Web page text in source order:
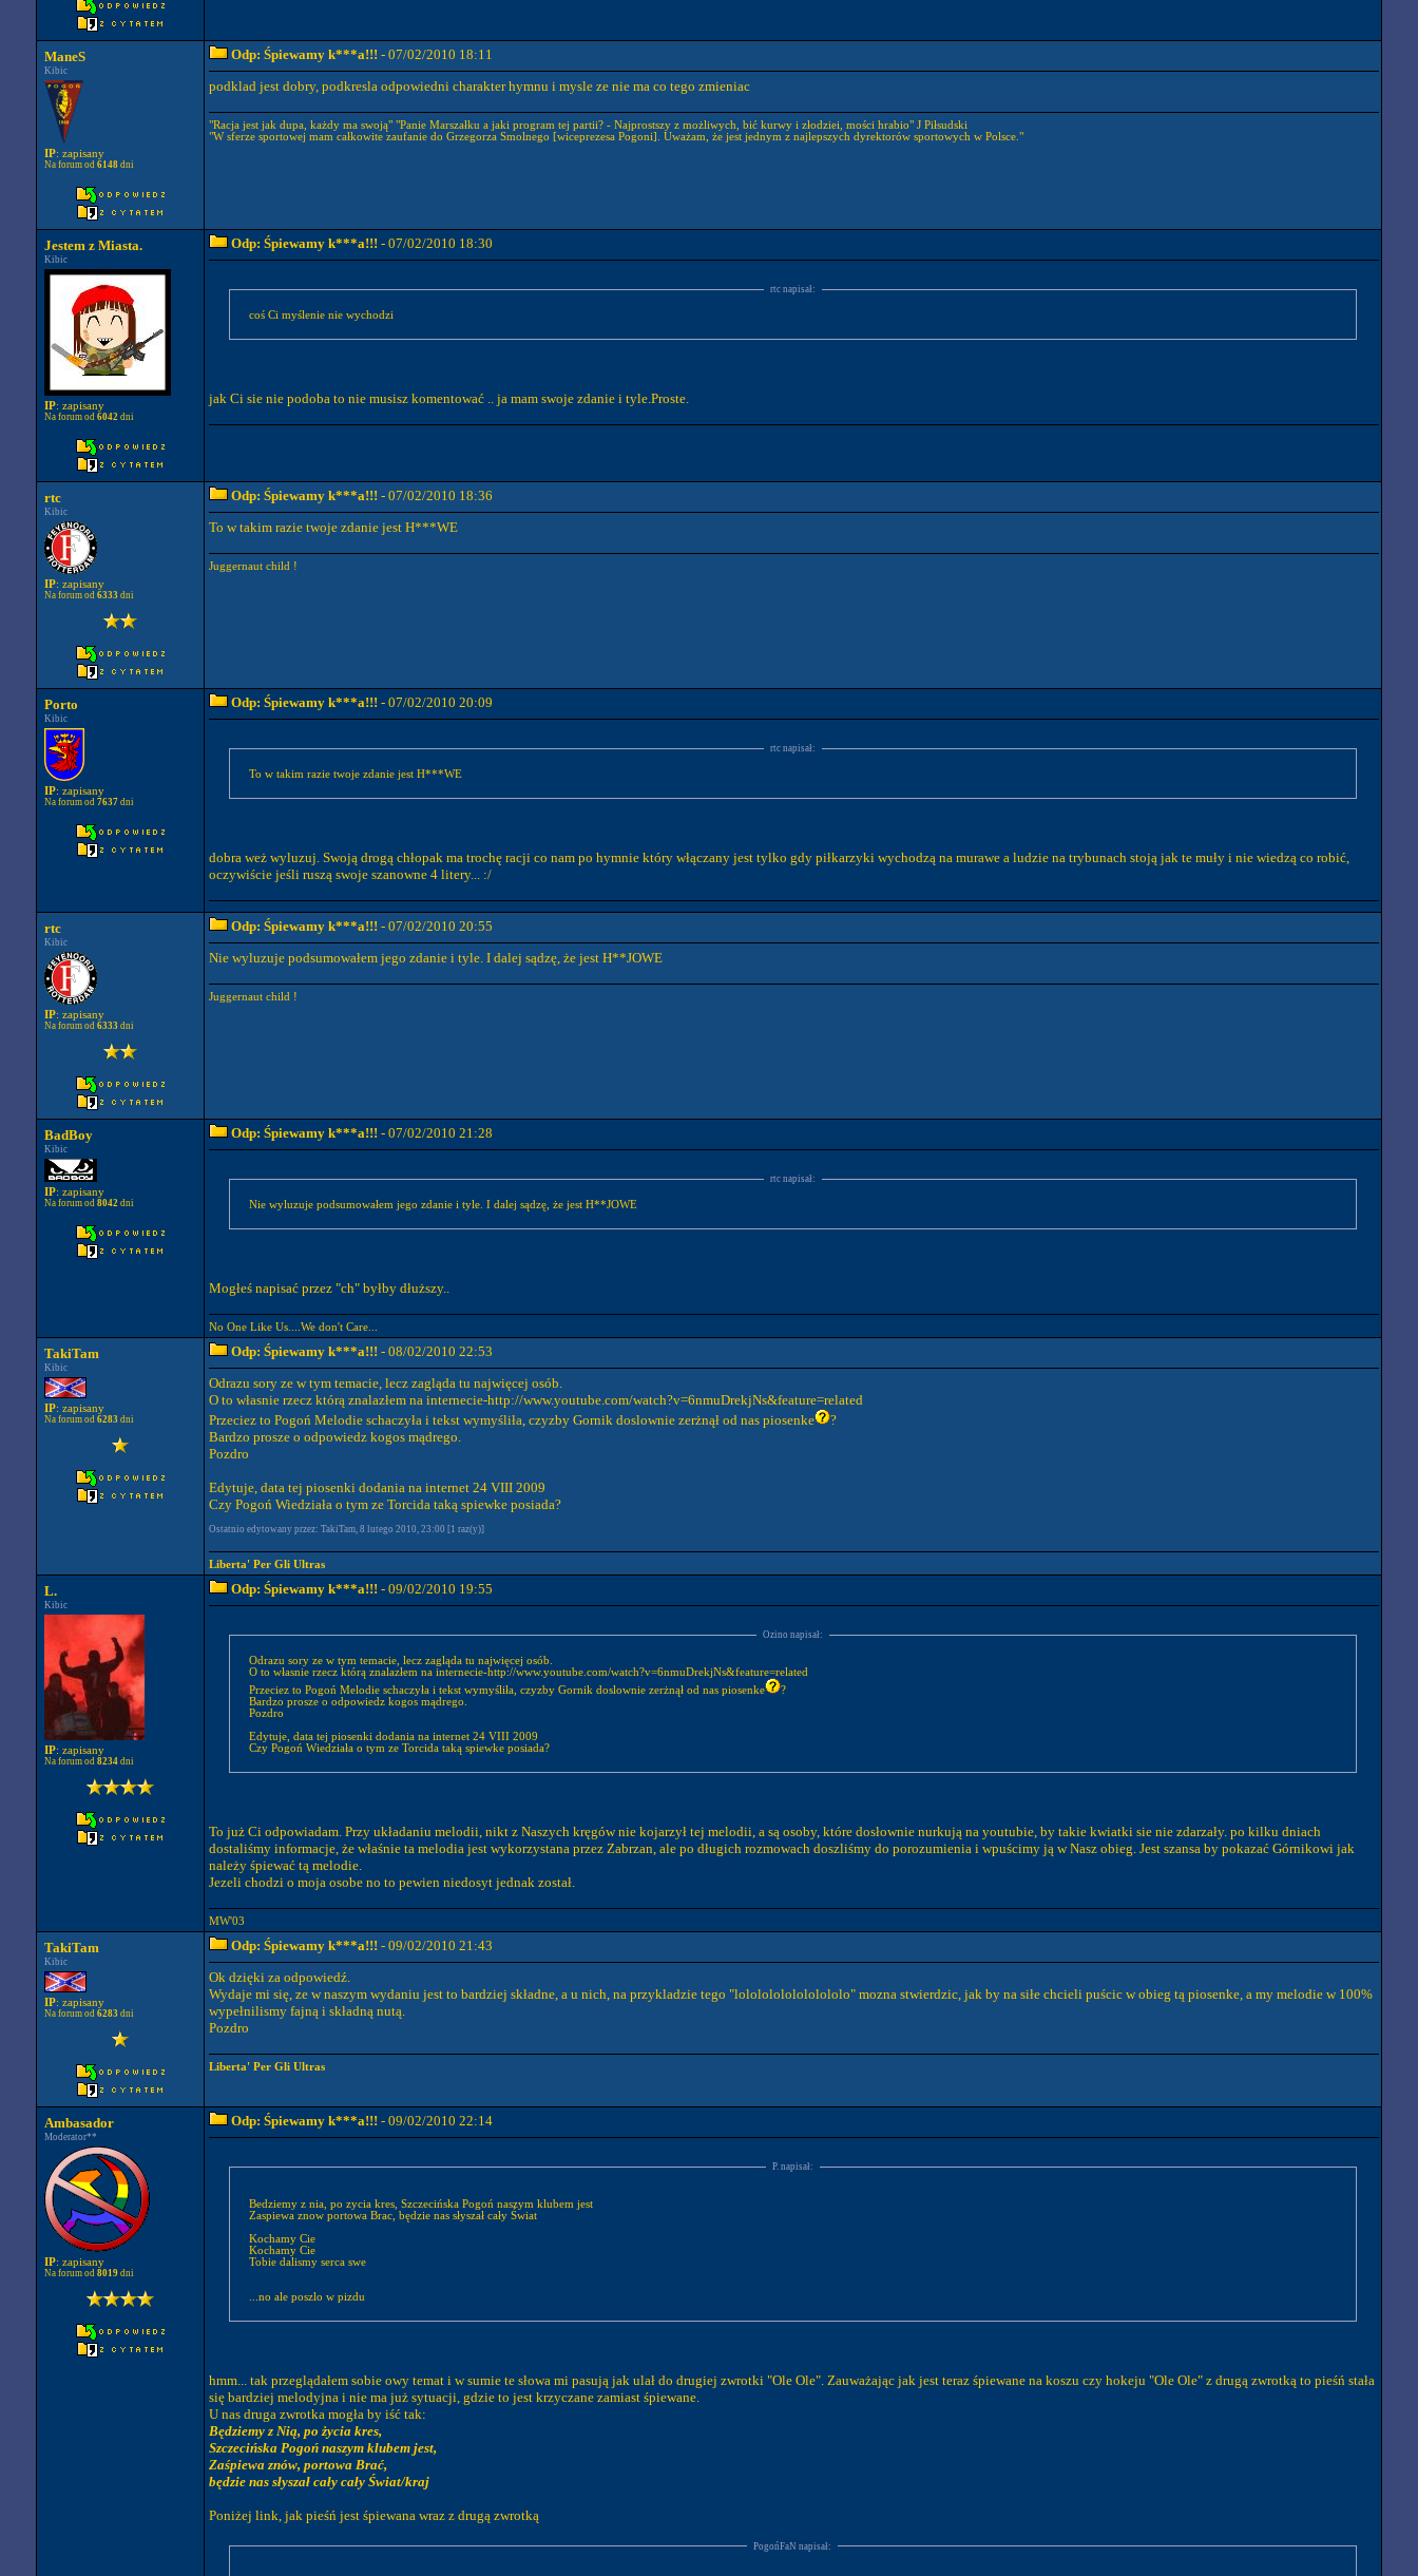
ManeS
Kibic
IP: zapisany
Na forum od 6148 dni
Odp: Śpiewamy k***a!!! - 07/02/2010 18:11
podklad jest dobry, podkresla odpowiedni charakter hymnu i mysle ze nie ma co tego zmieniac
"Racja jest jak dupa, każdy ma swoją" "Panie Marszałku a jaki program tej partii? - Najprostszy z możliwych, bić kurwy i złodziei, mości hrabio" J Piłsudski
"W sferze sportowej mam całkowite zaufanie do Grzegorza Smolnego [wiceprezesa Pogoni]. Uważam, że jest jednym z najlepszych dyrektorów sportowych w Polsce."
Jestem z Miasta.
Kibic
IP: zapisany
Na forum od 6042 dni
Odp: Śpiewamy k***a!!! - 07/02/2010 18:30
rtc napisał:
coś Ci myślenie nie wychodzi
jak Ci sie nie podoba to nie musisz komentować .. ja mam swoje zdanie i tyle.Proste.
rtc
Kibic
IP: zapisany
Na forum od 6333 dni
Odp: Śpiewamy k***a!!! - 07/02/2010 18:36
To w takim razie twoje zdanie jest H***WE
Juggernaut child !
Porto
Kibic
IP: zapisany
Na forum od 7637 dni
Odp: Śpiewamy k***a!!! - 07/02/2010 20:09
rtc napisał:
To w takim razie twoje zdanie jest H***WE
dobra weż wyluzuj. Swoją drogą chłopak ma trochę racji co nam po hymnie który włączany jest tylko gdy piłkarzyki wychodzą na murawe a ludzie na trybunach stoją jak te muły i nie wiedzą co robić,
oczywiście jeśli ruszą swoje szanowne 4 litery... :/
rtc
Kibic
IP: zapisany
Na forum od 6333 dni
Odp: Śpiewamy k***a!!! - 07/02/2010 20:55
Nie wyluzuje podsumowałem jego zdanie i tyle. I dalej sądzę, że jest H**JOWE
Juggernaut child !
BadBoy
Kibic
IP: zapisany
Na forum od 8042 dni
Odp: Śpiewamy k***a!!! - 07/02/2010 21:28
rtc napisał:
Nie wyluzuje podsumowałem jego zdanie i tyle. I dalej sądzę, że jest H**JOWE
Mogłeś napisać przez "ch" byłby dłuższy..
No One Like Us....We don't Care...
TakiTam
Kibic
IP: zapisany
Na forum od 6283 dni
Odp: Śpiewamy k***a!!! - 08/02/2010 22:53
Odrazu sory ze w tym temacie, lecz zagląda tu najwięcej osób.
O to własnie rzecz którą znalazłem na internecie-http://www.youtube.com/watch?v=6nmuDrekjNs&feature=related
Przeciez to Pogoń Melodie schaczyła i tekst wymyśliła, czyzby Gornik doslownie zerżnął od nas piosenke
?
Bardzo prosze o odpowiedz kogos mądrego.
Pozdro
Edytuje, data tej piosenki dodania na internet 24 VIII 2009
Czy Pogoń Wiedziała o tym ze Torcida taką spiewke posiada?
Ostatnio edytowany przez: TakiTam, 8 lutego 2010, 23:00 [1 raz(y)]
Liberta' Per Gli Ultras
L.
Kibic
IP: zapisany
Na forum od 8234 dni
Odp: Śpiewamy k***a!!! - 09/02/2010 19:55
Ozino napisał:
Odrazu sory ze w tym temacie, lecz zagląda tu najwięcej osób.
O to własnie rzecz którą znalazłem na internecie-http://www.youtube.com/watch?v=6nmuDrekjNs&feature=related
Przeciez to Pogoń Melodie schaczyła i tekst wymyśliła, czyzby Gornik doslownie zerżnął od nas piosenke
?
Bardzo prosze o odpowiedz kogos mądrego.
Pozdro
Edytuje, data tej piosenki dodania na internet 24 VIII 2009
Czy Pogoń Wiedziała o tym ze Torcida taką spiewke posiada?
To już Ci odpowiadam. Przy układaniu melodii, nikt z Naszych kręgów nie kojarzył tej melodii, a są osoby, które dosłownie nurkują na youtubie, by takie kwiatki sie nie zdarzały. po kilku dniach
dostaliśmy informacje, że właśnie ta melodia jest wykorzystana przez Zabrzan, ale po długich rozmowach doszliśmy do porozumienia i wpuścimy ją w Nasz obieg. Jest szansa by pokazać Górnikowi jak
należy śpiewać tą melodie.
Jezeli chodzi o moja osobe no to pewien niedosyt jednak został.
MW'03
TakiTam
Kibic
IP: zapisany
Na forum od 6283 dni
Odp: Śpiewamy k***a!!! - 09/02/2010 21:43
Ok dzięki za odpowiedź.
Wydaje mi się, ze w naszym wydaniu jest to bardziej składne, a u nich, na przykladzie tego "lolololololololololo" mozna stwierdzic, jak by na siłe chcieli puścic w obieg tą piosenke, a my melodie w 100%
wypełnilismy fajną i składną nutą.
Pozdro
Liberta' Per Gli Ultras
Ambasador
Moderator**
IP: zapisany
Na forum od 8019 dni
Odp: Śpiewamy k***a!!! - 09/02/2010 22:14
P. napisał:
Bedziemy z nia, po zycia kres, Szczecińska Pogoń naszym klubem jest
Zaspiewa znow portowa Brac, będzie nas słyszał cały Świat
Kochamy Cie
Kochamy Cie
Tobie dalismy serca swe
...no ale poszlo w pizdu
hmm... tak przeglądałem sobie owy temat i w sumie te słowa mi pasują jak ulał do drugiej zwrotki "Ole Ole". Zauważając jak jest teraz śpiewane na koszu czy hokeju "Ole Ole" z drugą zwrotką to pieśń stała
się bardziej melodyjna i nie ma już sytuacji, gdzie to jest krzyczane zamiast śpiewane.
U nas druga zwrotka mogła by iść tak:
Będziemy z Nią, po życia kres,
Szczecińska Pogoń naszym klubem jest,
Zaśpiewa znów, portowa Brać,
będzie nas słyszał cały cały Świat/kraj
Poniżej link, jak pieśń jest śpiewana wraz z drugą zwrotką
PogońFaN napisał: